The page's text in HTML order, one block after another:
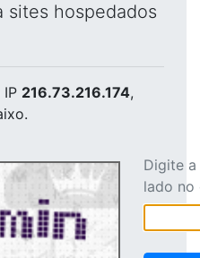
sites hospedados
216.73.216.174,
Digite
lado no